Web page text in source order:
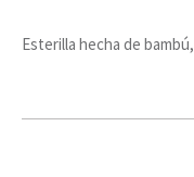
Esterilla hecha de